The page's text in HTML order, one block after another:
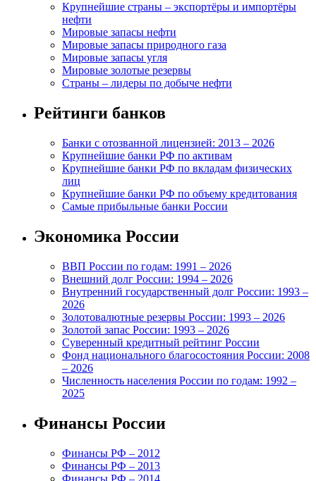
Крупнейшие страны – экспортёры и импортёры
нефти
Мировые запасы нефти
Мировые запасы природного газа
Мировые запасы угля
Мировые золотые резервы
Страны – лидеры по добыче нефти
Рейтинги банков
Банки с отозванной лицензией: 2013 – 2026
Крупнейшие банки РФ по активам
Крупнейшие банки РФ по вкладам физических
лиц
Крупнейшие банки РФ по объему кредитования
Самые прибыльные банки России
Экономика России
ВВП России по годам: 1991 – 2026
Внешний долг России: 1994 – 2026
Внутренний государственный долг России: 1993 –
2026
Золотовалютные резервы России: 1993 – 2026
Золотой запас России: 1993 – 2026
Суверенный кредитный рейтинг России
Фонд национального благосостояния России: 2008
– 2026
Численность населения России по годам: 1992 –
2025
Финансы России
Финансы РФ – 2012
Финансы РФ – 2013
Финансы РФ – 2014